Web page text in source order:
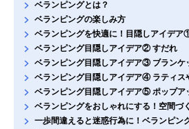
ベランピングとは？
ベランピングの楽しみ方
ベランピングを快適に！目隠しアイデア
ベランピング目隠しアイデア② すだれ
ベランピング目隠しアイデア③ ブランケ
ベランピング目隠しアイデア④ ラティス
ベランピング目隠しアイデア⑤ ポップア
ベランピングをおしゃれにする！空間づ
一歩間違えると迷惑行為に！ベランピン